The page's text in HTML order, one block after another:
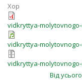
Хор
vidkryttya-
vidkryttya-
vidkryttya-
Від